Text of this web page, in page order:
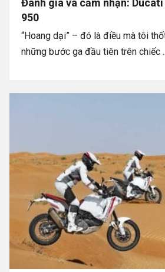
Đánh giá và cảm nhận:
950
“Hoang dại” – đó là điều mà tôi
những bước ga đầu tiên trên chiếc